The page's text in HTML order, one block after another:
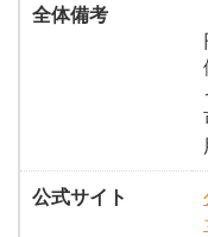
全体備考
公式サイト